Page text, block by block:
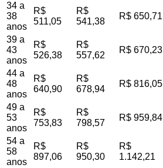
34 a
38
anos
R$
511,05
R$
541,38
R$ 650,71
39 a
43
anos
R$
526,38
R$
557,62
R$ 670,23
44 a
48
anos
R$
640,90
R$
678,94
R$ 816,05
49 a
53
anos
R$
753,83
R$
798,57
R$ 959,84
54 a
58
anos
R$
897,06
R$
950,30
R$
1.142,21